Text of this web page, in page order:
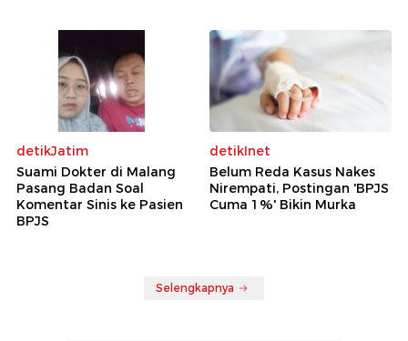
detikJatim
Suami Dokter di Malang
Pasang Badan Soal
Komentar Sinis ke Pasien
BPJS
detikInet
Belum Reda Kasus Nakes
Nirempati, Postingan 'BPJS
Cuma 1%' Bikin Murka
Selengkapnya